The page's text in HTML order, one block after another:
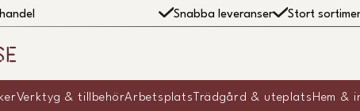
Snabba leveranser Stort
Verktyg & tillbehörArbetsplats Trädgård & uteplats Hem &